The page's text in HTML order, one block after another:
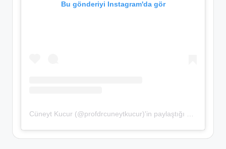
Bu gönderiyi Instagram'da gör